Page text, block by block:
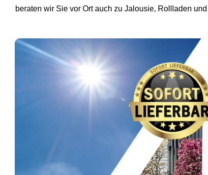
beraten wir Sie vor Ort auch zu Jalousie, Rollladen